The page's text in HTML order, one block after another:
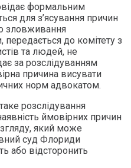
формальним
для з’ясування причин
зловживання
до комітету з
та людей, не
за розслідуванням
причина висувати
норм адвокатом.
розслідування
ймовірних причин
який може
суд Флориди
або відсторонить